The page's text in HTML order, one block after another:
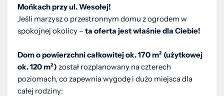
Mońkach przy ul. Wesołej!
Jeśli marzysz o przestronnym domu z ogrodem w
spokojnej okolicy – ta oferta jest właśnie dla Ciebie!
Dom o powierzchni całkowitej ok. 170 m² (użytkowej
ok. 120 m²) został rozplanowany na czterech
poziomach, co zapewnia wygodę i dużo miejsca dla
całej rodziny: